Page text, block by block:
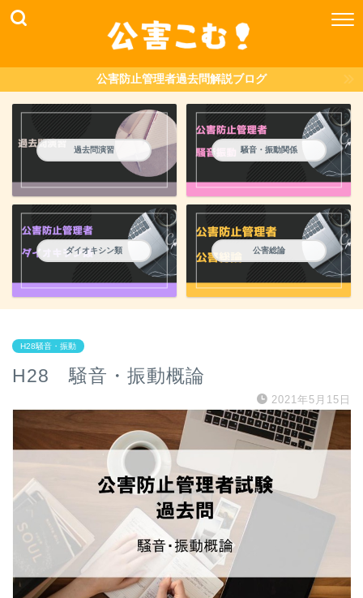
公害防止管理者過去問解説ブログ
過去問演習 騒音・振動関係
ダイオキシン類 公害総論
H28騒音・振動
H28 騒音・振動概論
2021年5月15日